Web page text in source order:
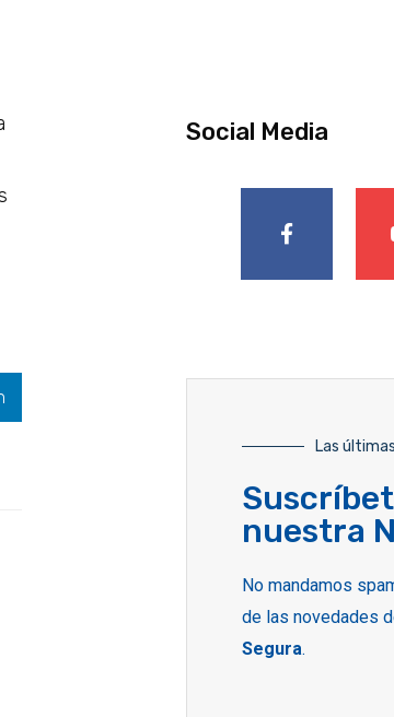
Social Media
Las
nuestra
No mandamos
de las novedades
Segura.